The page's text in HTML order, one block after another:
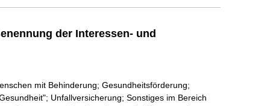
der Interessen- und
mit Behinderung; Gesundheitsförderung;
Unfallversicherung; Sonstiges im Bereich